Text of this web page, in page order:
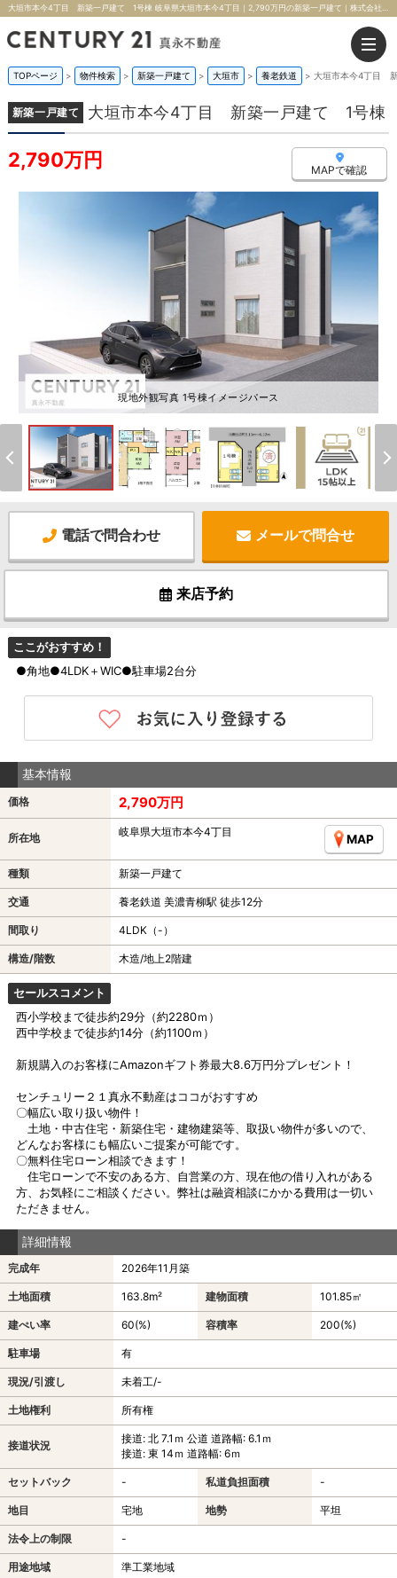
TOPページ > 物件検索 > 新築一戸建て > 大垣市 > 養老鉄道 > 大垣市本今4丁目
新築一戸建て 大垣市本今4丁目 新築一戸建て 1号棟
2,790万円 MAPで確認
現地外観写真 1号棟イメージパース
電話で問合わせ メールで問合せ
来店予約
ここがおすすめ！
●角地●4LDK＋WIC●駐車場2台分
基本情報
価格 2,790万円
所在地 岐阜県大垣市本今4丁目
MAP
種類 新築一戸建て
交通 養老鉄道 美濃青柳駅 徒歩12分
間取り 4LDK（-）
構造/階数 木造/地上2階建
セールスコメント
西小学校まで徒歩約29分（約2280ｍ）
西中学校まで徒歩約14分（約1100ｍ）
新規購入のお客様にAmazonギフト券最大8.6万円分プレゼント！
センチュリー２１真永不動産はココがおすすめ
〇幅広い取り扱い物件！
土地・中古住宅・新築住宅・建物建築等、取扱い物件が多いので、
どんなお客様にも幅広いご提案が可能です。
〇無料住宅ローン相談できます！
住宅ローンで不安のある方、自営業の方、現在他の借り入れがある
方、お気軽にご相談ください。弊社は融資相談にかかる費用は一切い
ただきません。
詳細情報
完成年 2026年11月築
土地面積 163.8m² 建物面積 101.85㎡
建ぺい率 60(%) 容積率 200(%)
駐車場 有
現況/引渡し 未着工/-
土地権利 所有権
接道状況
接道: 北 7.1ｍ 公道 道路幅: 6.1ｍ
接道: 東 14ｍ 道路幅: 6ｍ
セットバック - 私道負担面積 -
地目 宅地 地勢 平坦
法令上の制限 -
用途地域 準工業地域